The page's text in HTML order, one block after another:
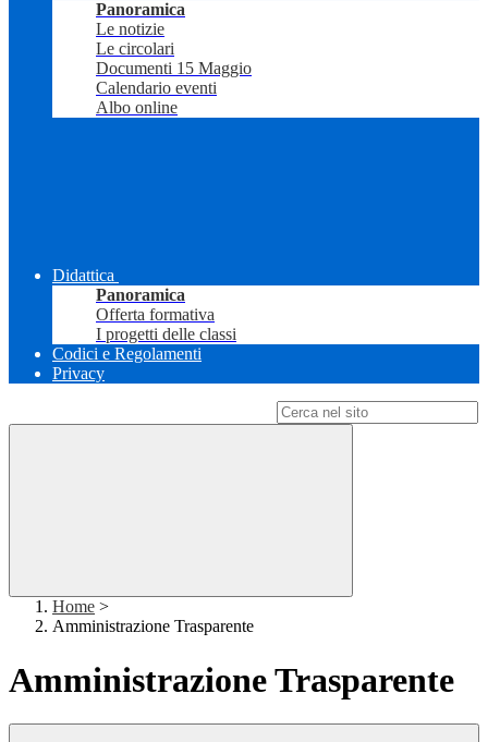
Panoramica
Le notizie
Le circolari
Documenti 15 Maggio
Calendario eventi
Albo online
Didattica
Panoramica
Offerta formativa
I progetti delle classi
Codici e Regolamenti
Privacy
Home >
Amministrazione Trasparente
Amministrazione Trasparente